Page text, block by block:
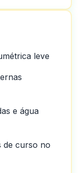
leve
e água
de curso no